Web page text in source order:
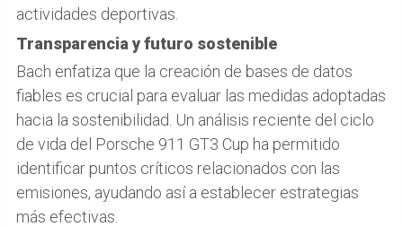
actividades deportivas.
Transparencia y futuro sostenible
Bach enfatiza que la creación de bases de datos
fiables es crucial para evaluar las medidas adoptadas
hacia la sostenibilidad. Un análisis reciente del ciclo
de vida del Porsche 911 GT3 Cup ha permitido
identificar puntos críticos relacionados con las
emisiones, ayudando así a establecer estrategias
más efectivas.